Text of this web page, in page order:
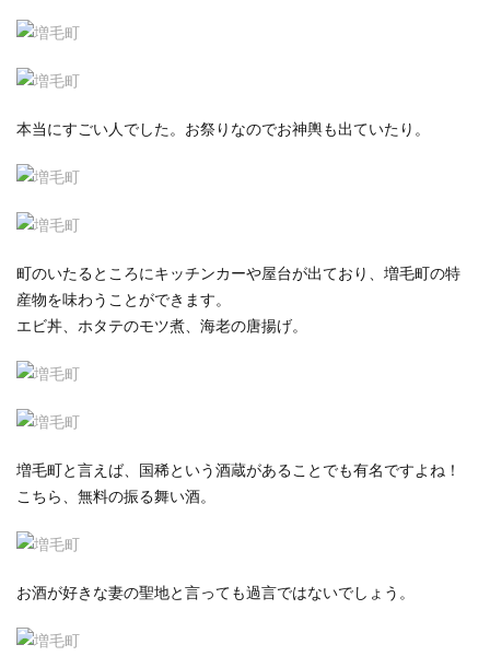
本当にすごい人でした。お祭りなのでお神輿も出ていたり。
町のいたるところにキッチンカーや屋台が出ており、増毛町の特
産物を味わうことができます。
エビ丼、ホタテのモツ煮、海老の唐揚げ。
増毛町と言えば、国稀という酒蔵があることでも有名ですよね！
こちら、無料の振る舞い酒。
お酒が好きな妻の聖地と言っても過言ではないでしょう。